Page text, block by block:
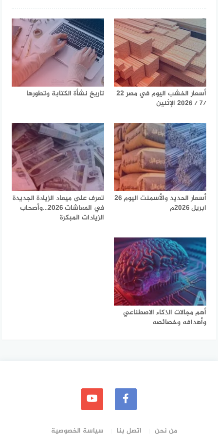
أسعار الخشب اليوم في مصر 22
/7 / 2026 الإثنين
تاريخ نشأة الكتابة وتطورها
أسعار الحديد والأسمنت اليوم 26
ابريل 2026م
تعرف على ميعاد الزيادة الجديدة
في المعاشات 2026…وأصحاب
الزيادات المبكرة
أهم مجالات الذكاء الاصطناعي
وأهدافه وخصائصه
من نحن اتصل بنا سياسة الخصوصية